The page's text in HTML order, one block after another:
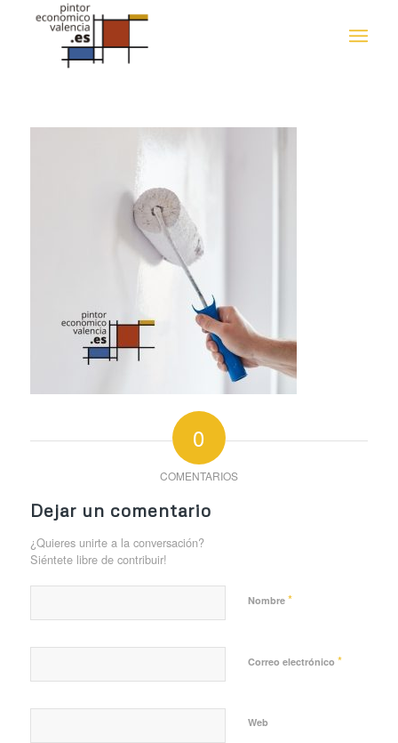
0
COMENTARIOS
Dejar un comentario
¿Quieres unirte a la conversación?
Siéntete libre de contribuir!
Nombre *
Correo electrónico *
Web